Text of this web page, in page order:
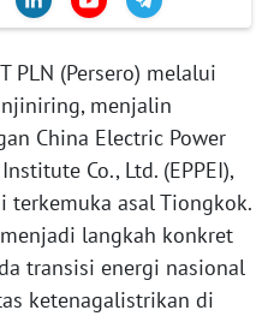
PLN (Persero) melalui
menjalin
China Electric Power
Co., Ltd. (EPPEI),
asal Tiongkok.
langkah konkret
transisi energi nasional
ketenagalistrikan di